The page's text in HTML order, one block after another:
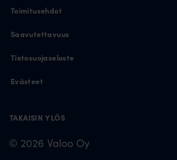
TAKAISIN YLÖS
© 2026 Valoo Oy
Toimitusehdot
Saavutettavuus
Tietosuojaseloste
Evästeet